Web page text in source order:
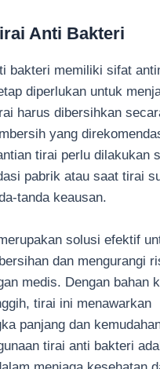
Anti Bakteri
bakteri memiliki sifat
diperlukan untuk
harus dibersihkan
yang
tirai perlu dilakukan
pabrik atau saat tirai
tanda keausan.
solusi efektif
dan mengurangi
medis. Dengan bahan
tirai ini menawarkan
panjang dan
tirai anti bakteri